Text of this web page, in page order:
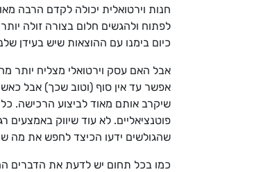
חנות וירטואלית יכולה לקדם הרבה
לפתוח ולהגשים חלום בצורה זולה
כיום בימנו עם ההוצאות שיש בעידן
אבל האם עסק וירטואלי מצליח יותר
אפשר עד אין סוף (וטוב שכך) אבל
שיקרב אותם מאוד לביצוע הרכישה.
פוטנציאליים. לא עוד שיווק
שהגולשים ידעו הכיצד לחפש את מה
כמו בכל תחום יש לדעת את הדברים